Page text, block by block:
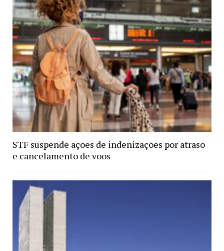
STF suspende ações de indenizações por atraso
e cancelamento de voos